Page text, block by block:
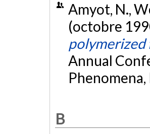
Amyot, N.,
(octobre
Annual
B